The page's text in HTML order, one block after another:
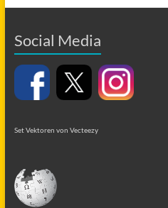
Social Media
Set Vektoren von Vecteezy